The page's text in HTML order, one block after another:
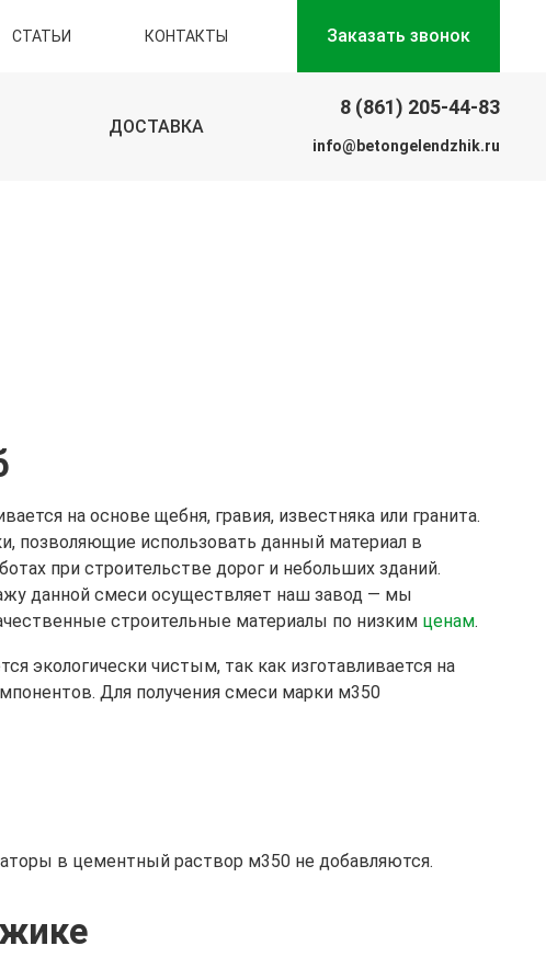
СТАТЬИ КОНТАКТЫ Заказать звонок
ДОСТАВКА
8 (861) 205-44-83
info@betongelendzhik.ru
на основе щебня, гравия, известняка или гранита.
позволяющие использовать данный материал в
при строительстве дорог и небольших зданий.
данной смеси осуществляет наш завод — мы
строительные материалы по низким ценам.
экологически чистым, так как изготавливается на
Для получения смеси марки м350
в цементный раствор м350 не добавляются.